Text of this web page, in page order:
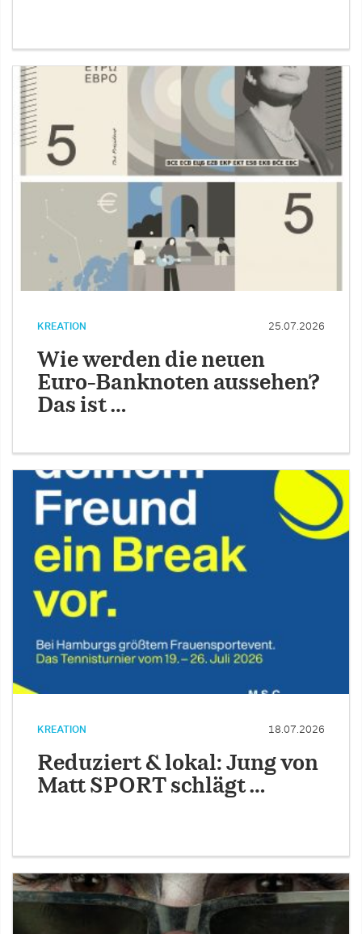
KREATION 25.07.2026
Wie werden die neuen
Euro-Banknoten aussehen?
Das ist …
KREATION 18.07.2026
Reduziert & lokal: Jung von
Matt SPORT schlägt …